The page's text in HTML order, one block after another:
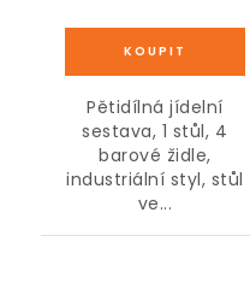
Pětidílná jídelní
sestava, 1 stůl, 4
barové židle,
industriální styl, stůl
ve...